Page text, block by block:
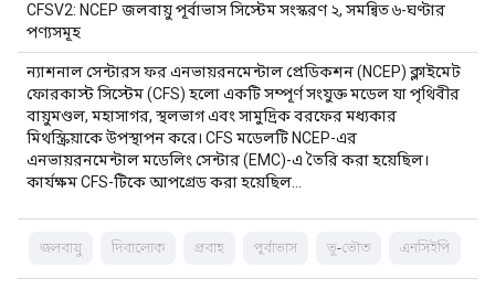
CFSV2: NCEP জলবায়ু পূর্বাভাস সিস্টেম সংস্করণ ২, সমন্বিত ৬-ঘণ্টার
পণ্যসমূহ
ন্যাশনাল সেন্টারস ফর এনভায়রনমেন্টাল প্রেডিকশন (NCEP) ক্লাইমেট
ফোরকাস্ট সিস্টেম (CFS) হলো একটি সম্পূর্ণ সংযুক্ত মডেল যা পৃথিবীর
বায়ুমণ্ডল, মহাসাগর, স্থলভাগ এবং সামুদ্রিক বরফের মধ্যকার
মিথস্ক্রিয়াকে উপস্থাপন করে। CFS মডেলটি NCEP-এর
এনভায়রনমেন্টাল মডেলিং সেন্টার (EMC)-এ তৈরি করা হয়েছিল।
কার্যক্ষম CFS-টিকে আপগ্রেড করা হয়েছিল…
জলবায়ু দিবালোক প্রবাহ পূর্বাভাস ভূ-ভৌত এনসিইপি